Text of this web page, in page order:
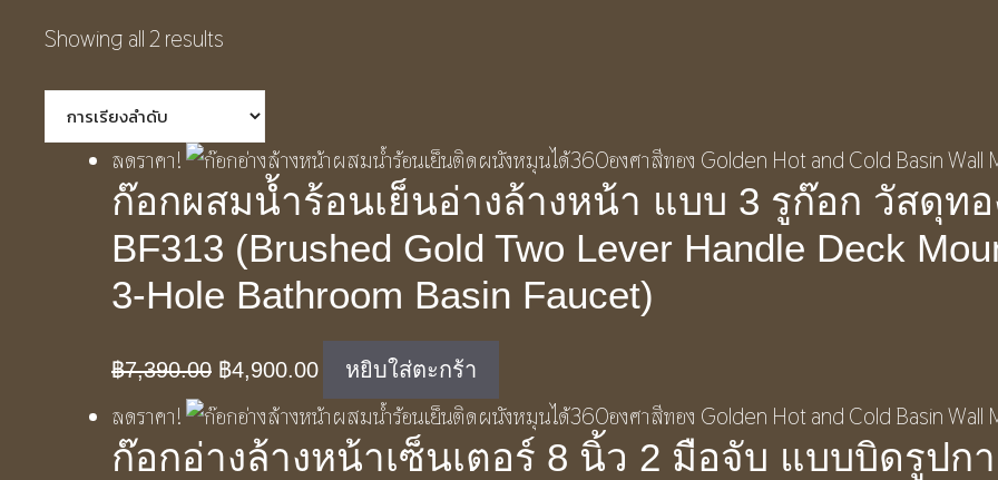
Showing all 2 results
ลดราคา!
ก๊อกผสมน้ำร้อนเย็นอ่างล้างหน้า แบบ 3 รูก๊อก วัสดุท
BF313 (Brushed Gold Two Lever Handle Deck
3-Hole Bathroom Basin Faucet)
฿7,390.00 Original
was:
฿7,390.00.
฿4,900.00 Current
price
is:
฿4,900.00.
หยิบใส่ตะกร้า
ลดราคา!
ก๊อกอ่างล้างหน้าเซ็นเตอร์ 8 นิ้ว 2 มือจับ แบบบิดรูปก